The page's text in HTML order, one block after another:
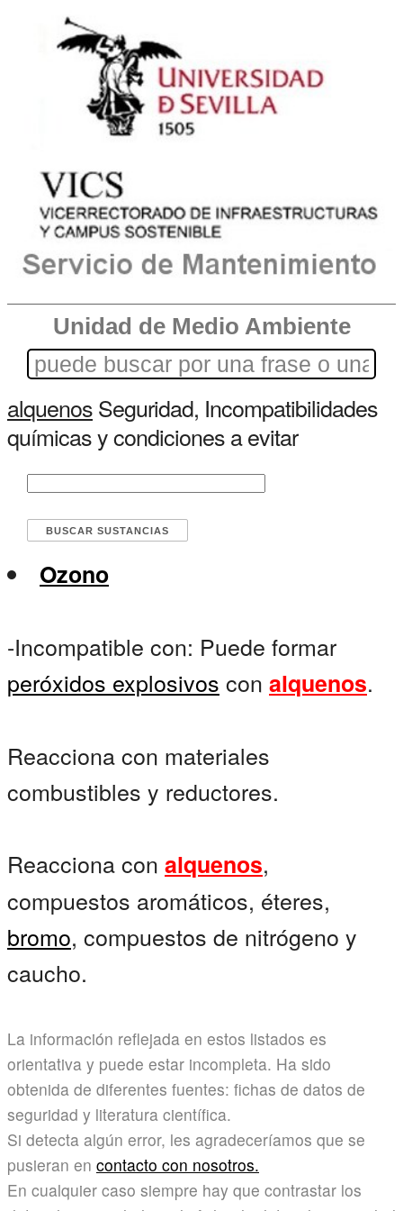
Unidad de Medio Ambiente
alquenosSeguridad, Incompatibilidades
químicas y condiciones a evitar
Ozono
-Incompatible con: Puede formar
peróxidos explosivos con alquenos.
Reacciona con materiales
combustibles y reductores.
Reacciona con alquenos,
compuestos aromáticos, éteres,
bromo, compuestos de nitrógeno y
caucho.
La información reflejada en estos listados es
orientativa y puede estar incompleta. Ha sido
obtenida de diferentes fuentes: fichas de datos de
seguridad y literatura científica.
Si detecta algún error, les agradeceríamos que se
pusieran en contacto con nosotros.
En cualquier caso siempre hay que contrastar los